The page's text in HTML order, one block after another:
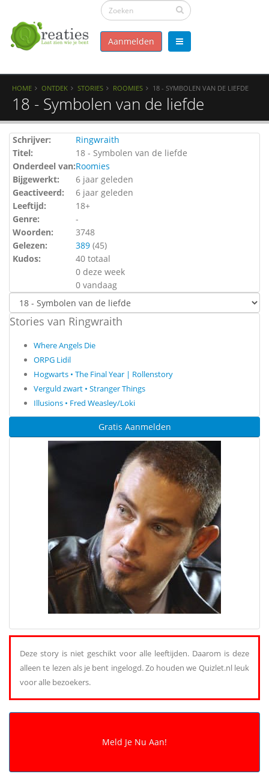
Aanmelden
HOME ONTDEK STORIES ROOMIES 18 - SYMBOLEN VAN DE LIEFDE
18 - Symbolen van de liefde
Schrijver:
Ringwraith
Titel:
18 - Symbolen van de liefde
Onderdeel van:Roomies
Bijgewerkt:
6 jaar geleden
Geactiveerd:
6 jaar geleden
Leeftijd:
18+
Genre:
-
Woorden:
3748
Gelezen:
389 (45)
Kudos:
40 totaal
0 deze week
0 vandaag
Stories van Ringwraith
Where Angels Die
ORPG Lidil
Hogwarts • The Final Year | Rollenstory
Verguld zwart • Stranger Things
Illusions • Fred Weasley/Loki
Gratis Aanmelden
Deze story is niet geschikt voor alle leeftijden. Daarom is deze
alleen te lezen als je bent ingelogd. Zo houden we Quizlet.nl leuk
voor alle bezoekers.